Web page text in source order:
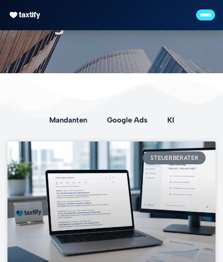
Schlagwort: Immobilien
Mandanten Google Ads KI
STEUERBERATER